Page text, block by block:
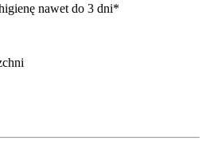
nawet do 3 dni*